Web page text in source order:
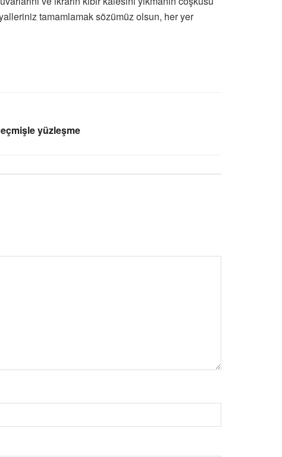
tamamlamak sözümüz olsun, her yer
yüzleşme